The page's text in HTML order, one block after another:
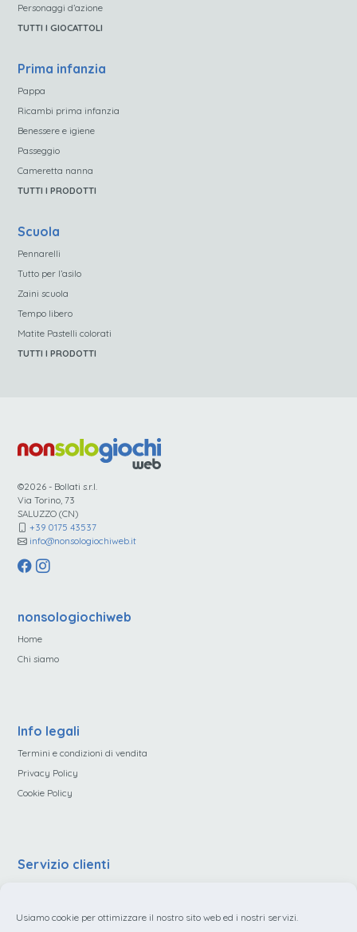
Usiamo cookie per ottimizzare il nostro sito web ed i nostri servizi.
Personaggi d’azione
TUTTI I GIOCATTOLI
Prima infanzia
Pappa
Ricambi prima infanzia
Benessere e igiene
Passeggio
Cameretta nanna
TUTTI I PRODOTTI
Scuola
Pennarelli
Tutto per l’asilo
Zaini scuola
Tempo libero
Matite Pastelli colorati
TUTTI I PRODOTTI
©2026 - Bollati s.r.l.
Via Torino, 73
SALUZZO (CN)
+39 0175 43537
info@nonsologiochiweb.it
nonsologiochiweb
Home
Chi siamo
Info legali
Termini e condizioni di vendita
Privacy Policy
Cookie Policy
Servizio clienti